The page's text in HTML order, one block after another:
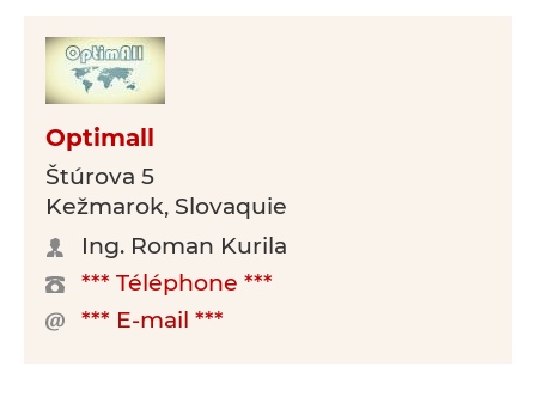
Optimall
Štúrova 5
Kežmarok, Slovaquie
Ing. Roman Kurila
*** Téléphone ***
*** E-mail ***